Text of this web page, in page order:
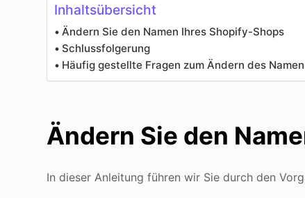
Inhaltsübersicht
Ändern Sie den Namen Ihres Shopify-Shops
Schlussfolgerung
Häufig gestellte Fragen zum Ändern des
Ändern Sie den
In dieser Anleitung führen wir Sie durch den